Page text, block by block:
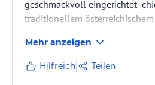
Hoteliers-/Veranstalter-/
ohne Gewähr und ohne Prüfung
jeweiligen Veranstalters.
geschmackvoll eingerichtet-
traditionellem österreichischem
Mehr anzeigen
Hilfreich Teilen